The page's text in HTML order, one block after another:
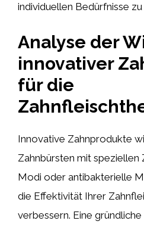
individuellen Bedürfnisse zu
Analyse der
innovativer
für die
Innovative Zahnprodukte
Zahnbürsten mit
Modi oder antibakterielle
die Effektivität Ihrer
verbessern. Eine gründliche